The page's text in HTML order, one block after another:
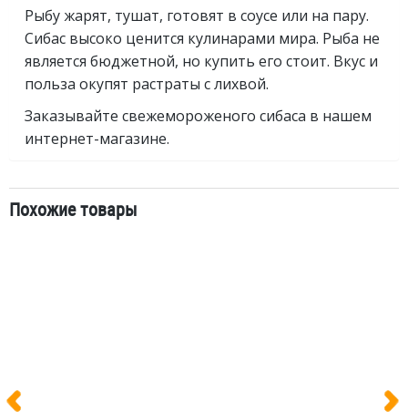
Рыбу жарят, тушат, готовят в соусе или на пару.
Сибас высоко ценится кулинарами мира. Рыба не
является бюджетной, но купить его стоит. Вкус и
польза окупят растраты с лихвой.
Заказывайте свежемороженого сибаса в нашем
интернет-магазине.
Похожие товары